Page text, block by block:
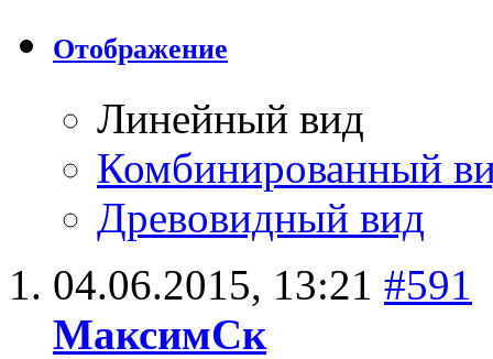
Отображение
Линейный вид
Комбинированный
Древовидный вид
04.06.2015, 13:21 #591
МаксимСк